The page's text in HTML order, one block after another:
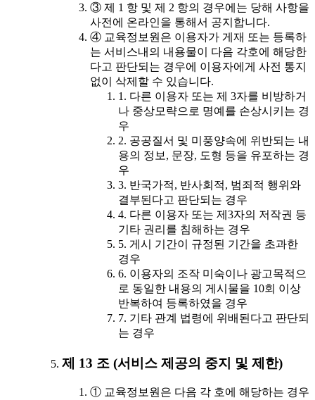
③ 제 1 항 및 제 2 항의 경우에는 당해 사항을
사전에 온라인을 통해서 공지합니다.
④ 교육정보원은 이용자가 게재 또는 등록하
는 서비스내의 내용물이 다음 각호에 해당한
다고 판단되는 경우에 이용자에게 사전 통지
없이 삭제할 수 있습니다.
1. 다른 이용자 또는 제 3자를 비방하거
나 중상모략으로 명예를 손상시키는 경
우
2. 공공질서 및 미풍양속에 위반되는 내
용의 정보, 문장, 도형 등을 유포하는 경
우
3. 반국가적, 반사회적, 범죄적 행위와
결부된다고 판단되는 경우
4. 다른 이용자 또는 제3자의 저작권 등
기타 권리를 침해하는 경우
5. 게시 기간이 규정된 기간을 초과한
경우
6. 이용자의 조작 미숙이나 광고목적으
로 동일한 내용의 게시물을 10회 이상
반복하여 등록하였을 경우
7. 기타 관계 법령에 위배된다고 판단되
는 경우
제 13 조 (서비스 제공의 중지 및 제한)
① 교육정보원은 다음 각 호에 해당하는 경우